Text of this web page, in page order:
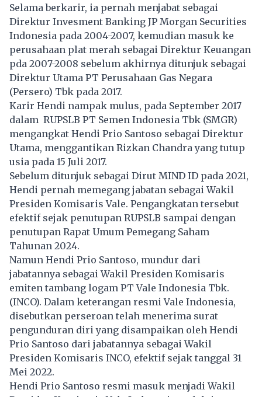
Selama berkarir, ia pernah menjabat sebagai
Direktur Invesment Banking JP Morgan Securities
Indonesia pada 2004-2007, kemudian masuk ke
perusahaan plat merah sebagai Direktur Keuangan
pda 2007-2008 sebelum akhirnya ditunjuk sebagai
Direktur Utama PT Perusahaan Gas Negara
(Persero) Tbk pada 2017.
Karir Hendi nampak mulus, pada September 2017
dalam RUPSLB PT Semen Indonesia Tbk (SMGR)
mengangkat Hendi Prio Santoso sebagai Direktur
Utama, menggantikan Rizkan Chandra yang tutup
usia pada 15 Juli 2017.
Sebelum ditunjuk sebagai Dirut MIND ID pada 2021,
Hendi pernah memegang jabatan sebagai Wakil
Presiden Komisaris Vale. Pengangkatan tersebut
efektif sejak penutupan RUPSLB sampai dengan
penutupan Rapat Umum Pemegang Saham
Tahunan 2024.
Namun Hendi Prio Santoso, mundur dari
jabatannya sebagai Wakil Presiden Komisaris
emiten tambang logam PT Vale Indonesia Tbk.
(INCO). Dalam keterangan resmi Vale Indonesia,
disebutkan perseroan telah menerima surat
pengunduran diri yang disampaikan oleh Hendi
Prio Santoso dari jabatannya sebagai Wakil
Presiden Komisaris INCO, efektif sejak tanggal 31
Mei 2022.
Hendi Prio Santoso resmi masuk menjadi Wakil